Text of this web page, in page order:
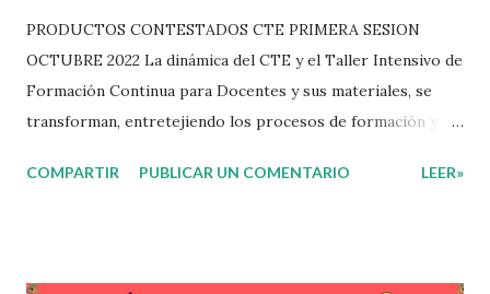
PRODUCTOS CONTESTADOS CTE PRIMERA SESION
OCTUBRE 2022 La dinámica del CTE y el Taller Intensivo de
Formación Continua para Docentes y sus materiales, se
transforman, entretejiendo los procesos de formación y de
una guía de trabajo a un documento orientador, el cual es
COMPARTIR PUBLICAR UN COMENTARIO LEER»